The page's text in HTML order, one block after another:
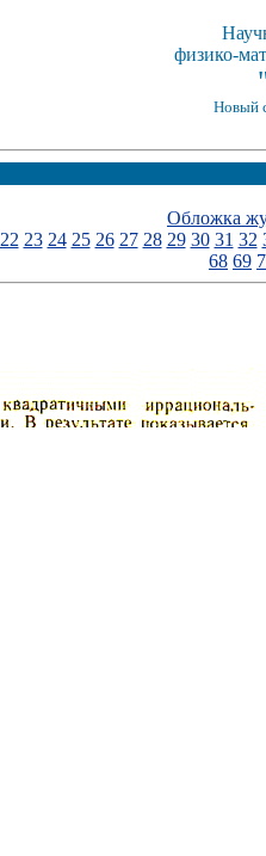
физико-
Новый
Обложка
22 23 24 25 26 27 28 29 30 31 32
68 69